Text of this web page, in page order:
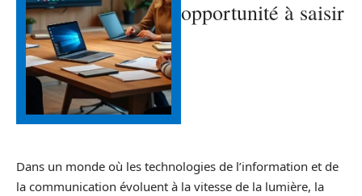
opportunité à saisir
Dans un monde où les technologies de l’information et de
la communication évoluent à la vitesse de la lumière, la